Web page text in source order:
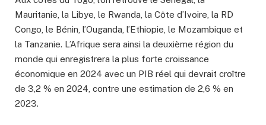
Mauritanie, la Libye, le Rwanda, la Côte d’Ivoire, la RD
Congo, le Bénin, l’Ouganda, l’Ethiopie, le Mozambique et
la Tanzanie. L’Afrique sera ainsi la deuxième région du
monde qui enregistrera la plus forte croissance
économique en 2024 avec un PIB réel qui devrait croître
de 3,2 % en 2024, contre une estimation de 2,6 % en
2023.